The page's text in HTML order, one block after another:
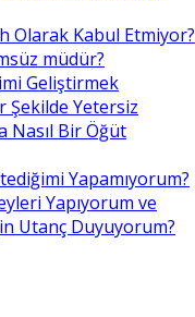
Olarak Kabul Etmiyor?
müdür?
Geliştirmek
Şekilde Yetersiz
Nasıl Bir Öğüt
Yapamıyorum?
Yapıyorum ve
Utanç Duyuyorum?